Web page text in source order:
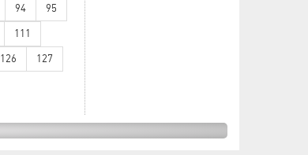
94 95
111
126 127